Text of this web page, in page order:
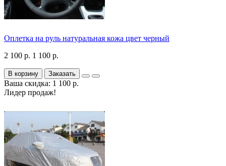
Оплетка на руль натуральная кожа цвет черный
2 100 р. 1 100 р.
В корзину Заказать
Ваша скидка: 1 100 р.
Лидер продаж!